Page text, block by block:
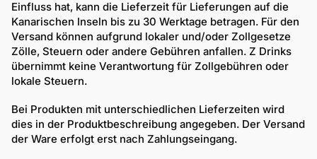
Einfluss hat, kann die Lieferzeit für Lieferungen auf die
Kanarischen Inseln bis zu 30 Werktage betragen. Für den
Versand können aufgrund lokaler und/oder Zollgesetze
Zölle, Steuern oder andere Gebühren anfallen. Z Drinks
übernimmt keine Verantwortung für Zollgebühren oder
lokale Steuern.
Bei Produkten mit unterschiedlichen Lieferzeiten wird
dies in der Produktbeschreibung angegeben. Der Versand
der Ware erfolgt erst nach Zahlungseingang.